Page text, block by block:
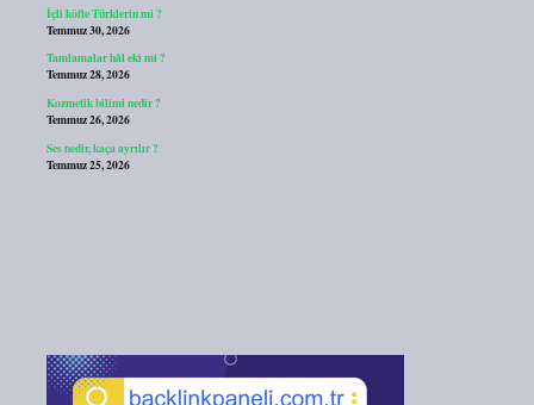
İçli köfte Türklerin mi ?
Temmuz 30, 2026
Tamlamalar hâl eki mi ?
Temmuz 28, 2026
Kozmetik bilimi nedir ?
Temmuz 26, 2026
Ses nedir, kaça ayrılır ?
Temmuz 25, 2026